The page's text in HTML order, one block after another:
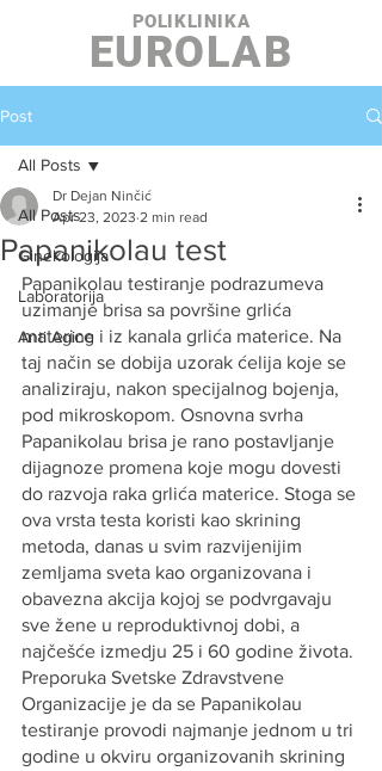
POLIKLINIKA
EUROLAB
Post
All Posts
Ginekologija
Laboratorija
Anti Aging
All Posts
Papanikolau test
Dr Dejan Ninčić
Apr 23, 2023 2 min read
Papanikolau testiranje podrazumeva
uzimanje brisa sa površine grlića
materice i iz kanala grlića materice. Na
taj način se dobija uzorak ćelija koje se
analiziraju, nakon specijalnog bojenja,
pod mikroskopom. Osnovna svrha
Papanikolau brisa je rano postavljanje
dijagnoze promena koje mogu dovesti
do razvoja raka grlića materice. Stoga se
ova vrsta testa koristi kao skrining
metoda, danas u svim razvijenijim
zemljama sveta kao organizovana i
obavezna akcija kojoj se podvrgavaju
sve žene u reproduktivnoj dobi, a
najčešće izmedju 25 i 60 godine života.
Preporuka Svetske Zdravstvene
Organizacije je da se Papanikolau
testiranje provodi najmanje jednom u tri
godine u okviru organizovanih skrining